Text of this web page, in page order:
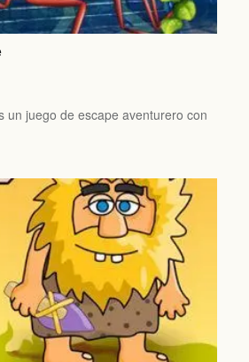
un juego de escape aventurero con